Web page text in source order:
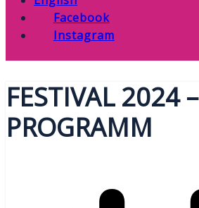
Facebook
Instagram
FESTIVAL 2024 –
PROGRAMM